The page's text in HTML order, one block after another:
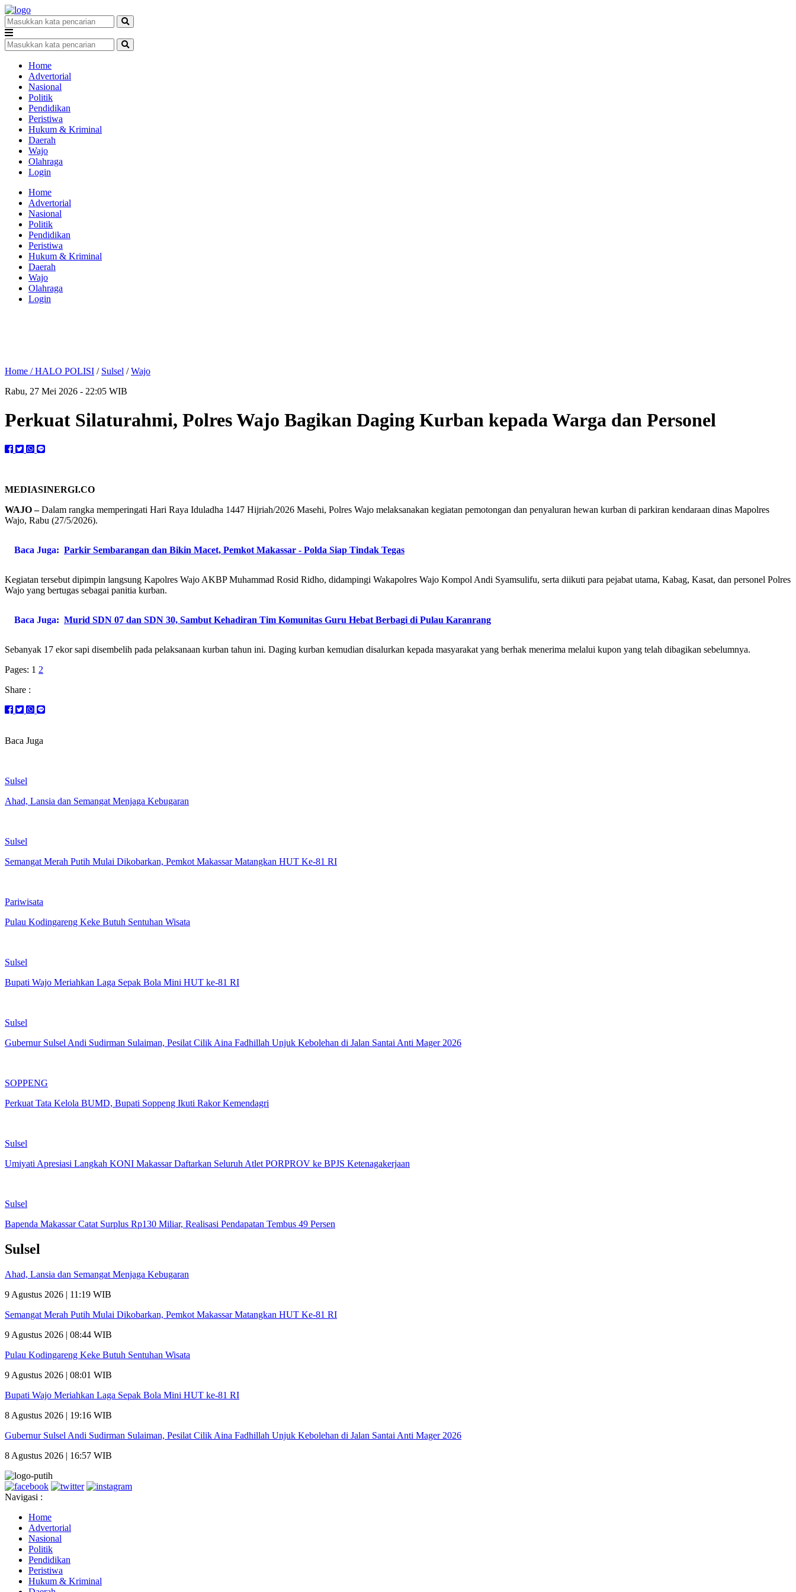
Home
Advertorial
Nasional
Politik
Pendidikan
Peristiwa
Hukum & Kriminal
Daerah
Wajo
Olahraga
Login
Home
Advertorial
Nasional
Politik
Pendidikan
Peristiwa
Hukum & Kriminal
Daerah
Wajo
Olahraga
Login
Home /HALO POLISI / Sulsel /Wajo
Rabu, 27 Mei 2026 - 22:05 WIB
Perkuat Silaturahmi, Polres Wajo Bagikan Daging Kurban kepada Warga dan Personel
MEDIASINERGI.CO
WAJO –Dalam rangka memperingati Hari Raya Iduladha 1447 Hijriah/2026 Masehi, Polres Wajo melaksanakan kegiatan pemotongan dan penyaluran hewan kurban di parkiran kendaraan dinas Mapolres
Wajo, Rabu (27/5/2026).
Baca Juga: Parkir Sembarangan dan Bikin Macet, Pemkot Makassar - Polda Siap Tindak Tegas
Kegiatan tersebut dipimpin langsung Kapolres Wajo AKBP Muhammad Rosid Ridho, didampingi Wakapolres Wajo Kompol Andi Syamsulifu, serta diikuti para pejabat utama, Kabag, Kasat, dan personel Polres
Wajo yang bertugas sebagai panitia kurban.
Baca Juga: Murid SDN 07 dan SDN 30, Sambut Kehadiran Tim Komunitas Guru Hebat Berbagi di Pulau Karanrang
Sebanyak 17 ekor sapi disembelih pada pelaksanaan kurban tahun ini. Daging kurban kemudian disalurkan kepada masyarakat yang berhak menerima melalui kupon yang telah dibagikan sebelumnya.
Pages: 1 2
Share :
Baca Juga
Sulsel
Ahad, Lansia dan Semangat Menjaga Kebugaran
Sulsel
Semangat Merah Putih Mulai Dikobarkan, Pemkot Makassar Matangkan HUT Ke-81 RI
Pariwisata
Pulau Kodingareng Keke Butuh Sentuhan Wisata
Sulsel
Bupati Wajo Meriahkan Laga Sepak Bola Mini HUT ke-81 RI
Sulsel
Gubernur Sulsel Andi Sudirman Sulaiman, Pesilat Cilik Aina Fadhillah Unjuk Kebolehan di Jalan Santai Anti Mager 2026
SOPPENG
Perkuat Tata Kelola BUMD, Bupati Soppeng Ikuti Rakor Kemendagri
Sulsel
Umiyati Apresiasi Langkah KONI Makassar Daftarkan Seluruh Atlet PORPROV ke BPJS Ketenagakerjaan
Sulsel
Bapenda Makassar Catat Surplus Rp130 Miliar, Realisasi Pendapatan Tembus 49 Persen
Sulsel
Ahad, Lansia dan Semangat Menjaga Kebugaran
9 Agustus 2026 | 11:19 WIB
Semangat Merah Putih Mulai Dikobarkan, Pemkot Makassar Matangkan HUT Ke-81 RI
9 Agustus 2026 | 08:44 WIB
Pulau Kodingareng Keke Butuh Sentuhan Wisata
9 Agustus 2026 | 08:01 WIB
Bupati Wajo Meriahkan Laga Sepak Bola Mini HUT ke-81 RI
8 Agustus 2026 | 19:16 WIB
Gubernur Sulsel Andi Sudirman Sulaiman, Pesilat Cilik Aina Fadhillah Unjuk Kebolehan di Jalan Santai Anti Mager 2026
8 Agustus 2026 | 16:57 WIB
Navigasi :
Home
Advertorial
Nasional
Politik
Pendidikan
Peristiwa
Hukum & Kriminal